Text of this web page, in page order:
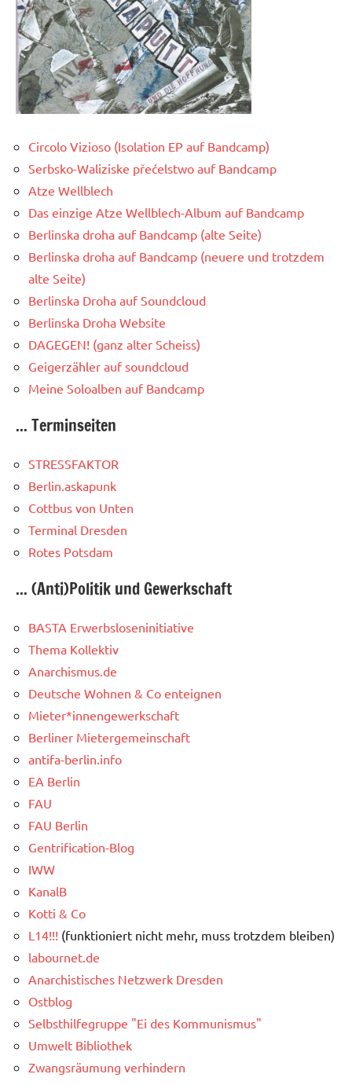
Circolo Vizioso (Isolation EP auf Bandcamp)
Serbsko-Waliziske přećelstwo auf Bandcamp
Atze Wellblech
Das einzige Atze Wellblech-Album auf Bandcamp
Berlinska droha auf Bandcamp (alte Seite)
Berlinska droha auf Bandcamp (neuere und trotzdem
alte Seite)
Berlinska Droha auf Soundcloud
Berlinska Droha Website
DAGEGEN! (ganz alter Scheiss)
Geigerzähler auf soundcloud
Meine Soloalben auf Bandcamp
... Terminseiten
STRESSFAKTOR
Berlin.askapunk
Cottbus von Unten
Terminal Dresden
Rotes Potsdam
... (Anti)Politik und Gewerkschaft
BASTA Erwerbsloseninitiative
Thema Kollektiv
Anarchismus.de
Deutsche Wohnen & Co enteignen
Mieter*innengewerkschaft
Berliner Mietergemeinschaft
antifa-berlin.info
EA Berlin
FAU
FAU Berlin
Gentrification-Blog
IWW
KanalB
Kotti & Co
L14!!! (funktioniert nicht mehr, muss trotzdem bleiben)
labournet.de
Anarchistisches Netzwerk Dresden
Ostblog
Selbsthilfegruppe "Ei des Kommunismus"
Umwelt Bibliothek
Zwangsräumung verhindern